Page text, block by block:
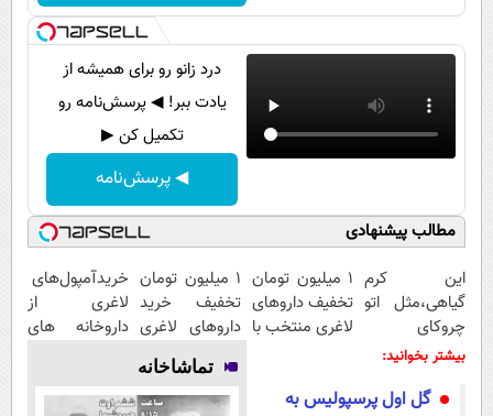
سلامت
فرهنگی
اجتماعی
سیاست خارجی
درد زانو رو برای همیشه از
یادت ببر! ◀ پرسش‌نامه رو
تکمیل کن ▶
◀ پرسش‌نامه
مطالب پیشنهادی
این کرم
گیاهی،مثل اتو
چروکای
پوستتوصاف
۱ میلیون تومان
تخفیف داروهای
لاغری منتخب با
نزدیکت
1 میلیون تومان
تخفیف خرید
داروهای لاغری
با ارسال از
داروخانه و پک
یخ!
خریدآمپول‌های
لاغری از
داروخانه های
پک یخ!
بیشتر بخوانید:
گل اول پرسپولیس به
تماشاخانه